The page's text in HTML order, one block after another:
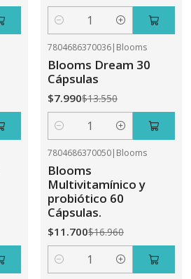
Cantidad
7804686370036| Blooms
Blooms Dream 30
Cápsulas
$7.990$13.550
Cantidad
7804686370050| Blooms
Blooms
Multivitamínico y
probiótico 60
Cápsulas.
$11.700$16.960
Cantidad